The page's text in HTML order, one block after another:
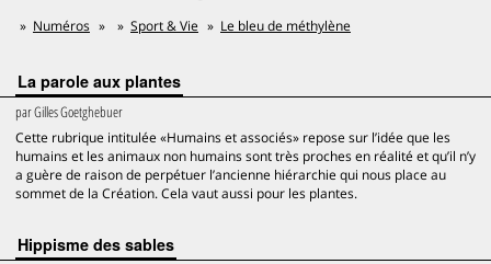
Numéros Sport & Vie Le bleu de méthylène
La parole aux plantes
parGilles Goetghebuer
Cette rubrique intitulée «Humains et associés» repose sur l’idée que les
humains et les animaux non humains sont très proches en réalité et qu’il n’y
a guère de raison de perpétuer l’ancienne hiérarchie qui nous place au
sommet de la Création. Cela vaut aussi pour les plantes.
Hippisme des sables